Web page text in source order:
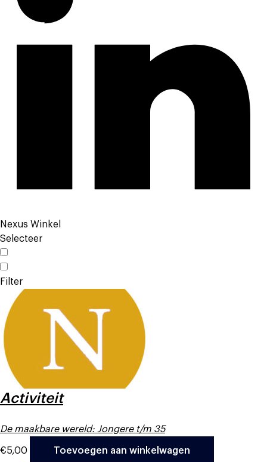
Nexus Winkel
Selecteer
Filter
Activiteit
De maakbare wereld: Jongere t/m 35
€5,00 Toevoegen aan winkelwagen